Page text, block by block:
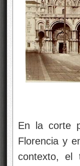
En la corte
Florencia y
contexto, el